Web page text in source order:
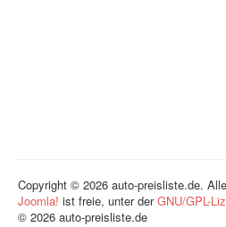
Copyright © 2026 auto-preisliste.de.
Joomla! ist freie, unter derGNU/GPL-
© 2026 auto-preisliste.de